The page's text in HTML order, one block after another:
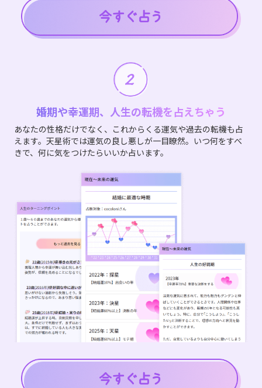
婚期や幸運期、人生の転機を占えちゃう
あなたの性格だけでなく、これからくる運気や過去の転機も占
えます。天星術では運気の良し悪しが一目瞭然。いつ何をすべ
きで、何に気をつけたらいいか占います。